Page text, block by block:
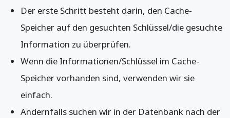
Der erste Schritt besteht darin, den Cache-
Speicher auf den gesuchten Schlüssel/die gesuchte
Information zu überprüfen.
Wenn die Informationen/Schlüssel im Cache-
Speicher vorhanden sind, verwenden wir sie
einfach.
Andernfalls suchen wir in der Datenbank nach der